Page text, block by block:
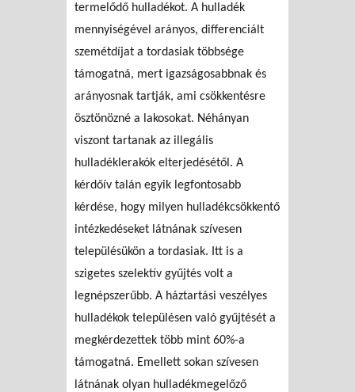
termelődő hulladékot. A hulladék
mennyiségével arányos, differenciált
szemétdíjat a tordasiak többsége
támogatná, mert igazságosabbnak és
arányosnak tartják, ami csökkentésre
ösztönözné a lakosokat. Néhányan
viszont tartanak az illegális
hulladéklerakók elterjedésétől. A
kérdőív talán egyik legfontosabb
kérdése, hogy milyen hulladékcsökkentő
intézkedéseket látnának szívesen
településükön a tordasiak. Itt is a
szigetes szelektív gyűjtés volt a
legnépszerűbb. A háztartási veszélyes
hulladékok településen való gyűjtését a
megkérdezettek több mint 60%-a
támogatná. Emellett sokan szívesen
látnának olyan hulladékmegelőző